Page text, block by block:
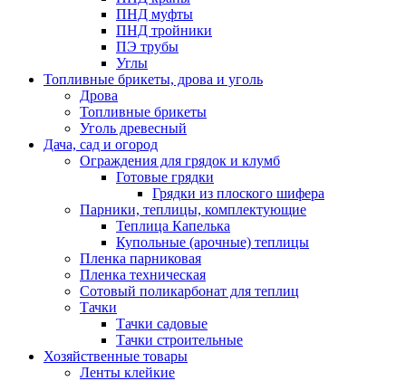
ПНД муфты
ПНД тройники
ПЭ трубы
Углы
Топливные брикеты, дрова и уголь
Дрова
Топливные брикеты
Уголь древесный
Дача, сад и огород
Ограждения для грядок и клумб
Готовые грядки
Грядки из плоского шифера
Парники, теплицы, комплектующие
Теплица Капелька
Купольные (арочные) теплицы
Пленка парниковая
Пленка техническая
Сотовый поликарбонат для теплиц
Тачки
Тачки садовые
Тачки строительные
Хозяйственные товары
Ленты клейкие